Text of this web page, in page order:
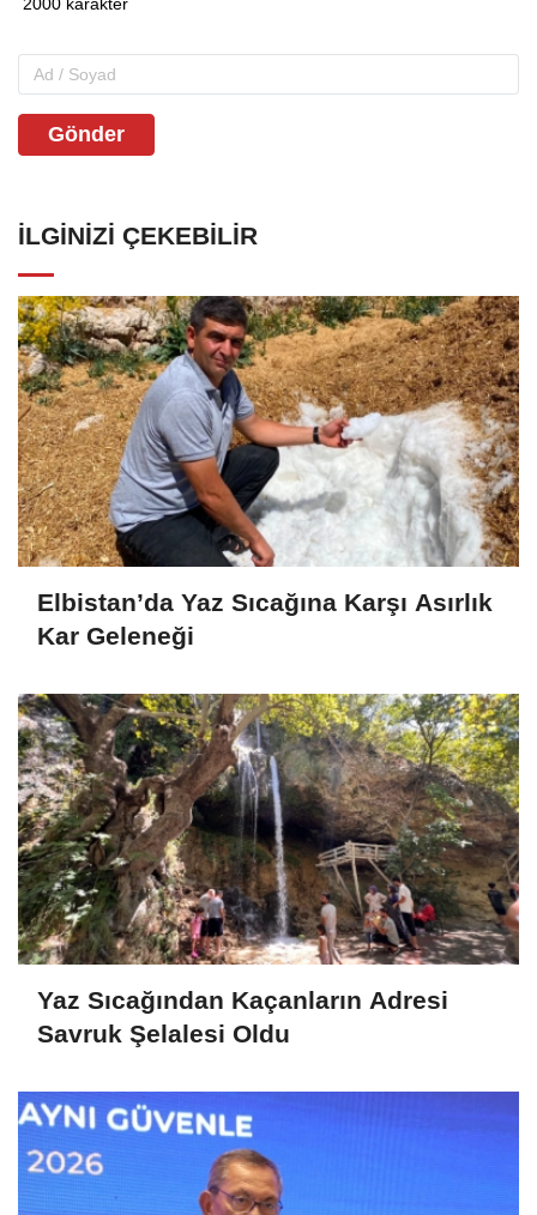
Gönder
İLGINIZI ÇEKEBILIR
Elbistan’da Yaz Sıcağına Karşı Asırlık
Kar Geleneği
Yaz Sıcağından Kaçanların Adresi
Savruk Şelalesi Oldu